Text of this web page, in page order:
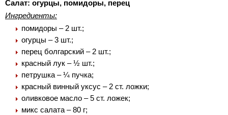
Салат: огурцы, помидоры, перец
Ингредиенты:
помидоры – 2 шт.;
огурцы – 3 шт.;
перец болгарский – 2 шт.;
красный лук – ½ шт.;
петрушка – ¼ пучка;
красный винный уксус – 2 ст. ложки;
оливковое масло – 5 ст. ложек;
микс салата – 80 г;